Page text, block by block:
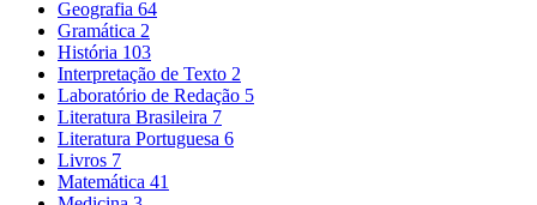
Geografia 64
Gramática 2
História 103
Interpretação de Texto 2
Laboratório de Redação 5
Literatura Brasileira 7
Literatura Portuguesa 6
Livros 7
Matemática 41